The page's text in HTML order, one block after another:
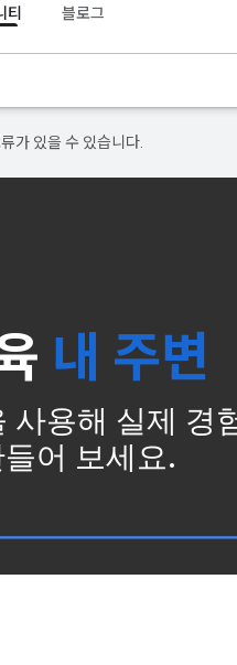
티 블로그
가 있을 수 있습니다.
내 주변
용해 실제 경
어 보세요.